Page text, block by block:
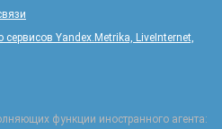
Yandex.Metrika, LiveInternet,
функции иностранного агента: